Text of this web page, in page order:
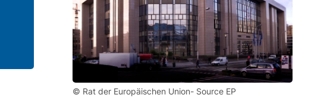
© Rat der Europäischen Union- Source EP